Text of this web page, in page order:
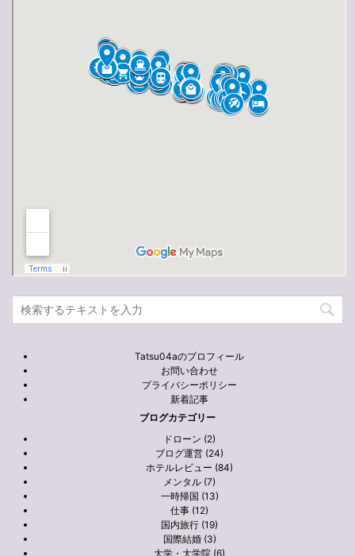
Tatsu04aのプロフィール
お問い合わせ
プライバシーポリシー
新着記事
ブログカテゴリー
ドローン (2)
ブログ運営 (24)
ホテルレビュー (84)
メンタル (7)
一時帰国 (13)
仕事 (12)
国内旅行 (19)
国際結婚 (3)
大学・大学院 (6)